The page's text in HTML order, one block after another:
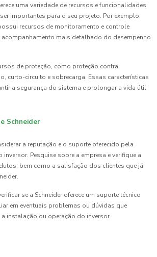
uma variedade de recursos e funcionalidades
importantes para o seu projeto. Por exemplo,
recursos de monitoramento e controle
mais detalhado do desempenho
de proteção, como proteção contra
curto-circuito e sobrecarga. Essas características
a segurança do sistema e prolongar a vida útil
Schneider
a reputação e o suporte oferecido pela
inversor. Pesquise sobre a empresa e verifique a
bem como a satisfação dos clientes que já
se a Schneider oferece um suporte técnico
em eventuais problemas ou dúvidas que
instalação ou operação do inversor.